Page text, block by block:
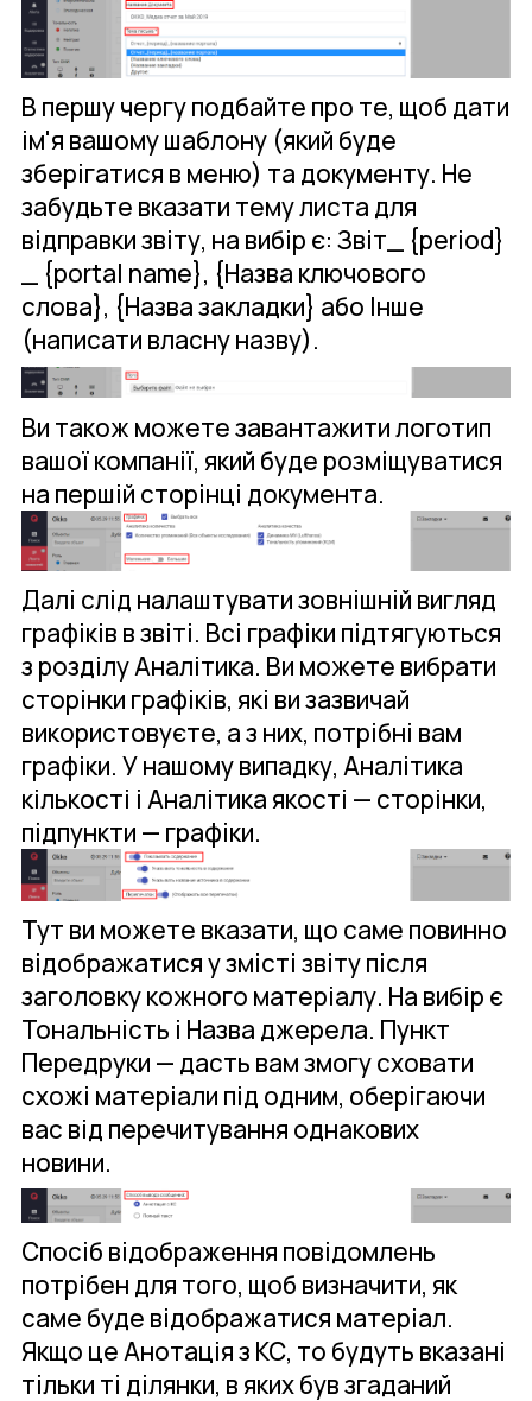
В першу чергу подбайте про те, щоб дати
ім'я вашому шаблону (який буде
зберігатися в меню) та документу. Не
забудьте вказати тему листа для
відправки звіту, на вибір є: Звіт_ {period}
_ {portal name}, {Назва ключового
слова}, {Назва закладки} або Інше
(написати власну назву).
Ви також можете завантажити логотип
вашої компанії, який буде розміщуватися
на першій сторінці документа.
Далі слід налаштувати зовнішній вигляд
графіків в звіті. Всі графіки підтягуються
з розділу Аналітика. Ви можете вибрати
сторінки графіків, які ви зазвичай
використовуєте, а з них, потрібні вам
графіки. У нашому випадку, Аналітика
кількості і Аналітика якості — сторінки,
підпункти — графіки.
Тут ви можете вказати, що саме повинно
відображатися у змісті звіту після
заголовку кожного матеріалу. На вибір є
Тональність і Назва джерела. Пункт
Передруки — дасть вам змогу сховати
схожі матеріали під одним, оберігаючи
вас від перечитування однакових
новини.
Спосіб відображення повідомлень
потрібен для того, щоб визначити, як
саме буде відображатися матеріал.
Якщо це Анотація з КС, то будуть вказані
тільки ті ділянки, в яких був згаданий